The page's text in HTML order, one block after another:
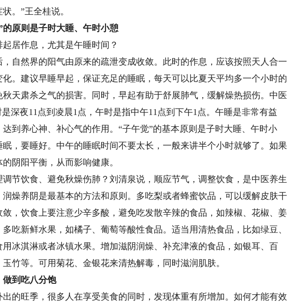
。”王全桂说。
的原则是子时大睡、午时小憩
作息，尤其是午睡时间？
然界的阳气由原来的疏泄变成收敛。此时的作息，应该按照天人合一
。建议早睡早起，保证充足的睡眠，每天可以比夏天平均多一个小时的
天肃杀之气的损害。同时，早起有助于舒展肺气，缓解燥热损伤。中医
深夜11点到凌晨1点，午时是指中午11点到下午1点。午睡是非常有益
到养心神、补心气的作用。“子午觉”的基本原则是子时大睡、午时小
，要睡好。中午的睡眠时间不要太长，一般来讲半个小时就够了。如果
阴阳平衡，从而影响健康。
饮食、避免秋燥伤肺？刘清泉说，顺应节气，调整饮食，是中医养生
燥养阴是最基本的方法和原则。多吃梨或者蜂蜜饮品，可以缓解皮肤干
，饮食上要注意少辛多酸，避免吃发散辛辣的食品，如辣椒、花椒、姜
吃新鲜水果，如橘子、葡萄等酸性食品。适当用清热食品，比如绿豆、
冰淇淋或者冰镇水果。增加滋阴润燥、补充津液的食品，如银耳、百
竹等。可用菊花、金银花来清热解毒，同时滋润肌肤。
做到吃八分饱
旺季，很多人在享受美食的同时，发现体重有所增加。如何才能有效